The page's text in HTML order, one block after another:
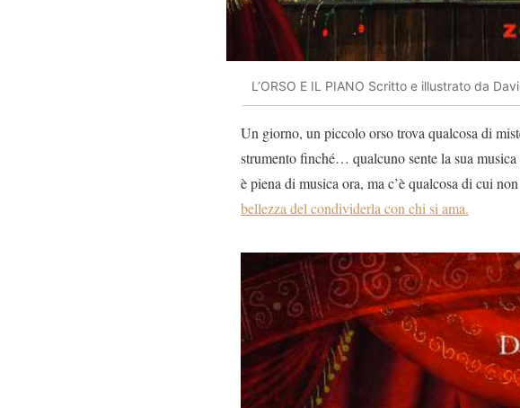
L’ORSO E IL PIANO Scritto e illustrato da
Un giorno, un piccolo orso trova qualcosa di
strumento finché… qualcuno sente la sua
è piena di musica ora, ma c’è qualcosa di cui
bellezza del condividerla con chi si ama.